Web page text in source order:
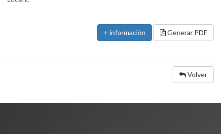
+ información Generar PDF
Volver